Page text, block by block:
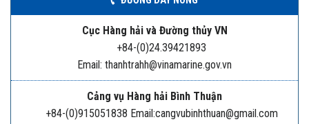
Cục Hàng hải và Đường thủy VN
+84-(0)24.39421893
Email: thanhtrahh@vinamarine.gov.vn
Cảng vụ Hàng hải Bình Thuận
+84-(0)915051838 Email:cangvubinhthuan@gmail.com